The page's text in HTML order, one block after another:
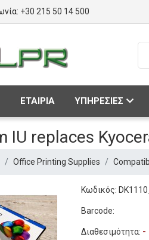
+30 215 50 14 500
ΕΤΑΙΡΙΑ ΥΠΗΡΕΣΙΕΣ
IU replaces
Office Printing Supplies
Κωδικός:
Barcode:
Διαθεσιμότητα: -